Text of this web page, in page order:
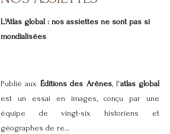
L'Atlas global : nos assiettes ne sont pas si
mondialisées
Publié aux Éditions des Arènes, l'atlas global
est un essai en images, conçu par une
équipe de vingt-six historiens et
géographes de re...